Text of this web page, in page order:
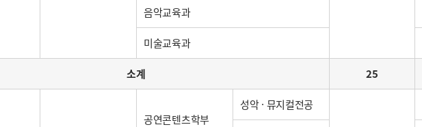
음악교육과
미술교육과
소계 25
공연콘텐츠학부
성악 · 뮤지컬전공